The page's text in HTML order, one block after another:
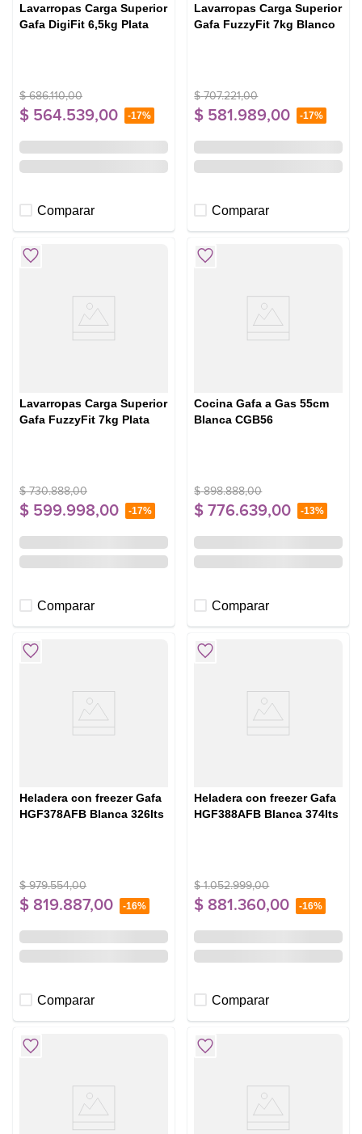
Lavarropas Carga Superior
Gafa DigiFit 6,5kg Plata
$ 686.110,00
$ 564.539,00 -17%
Comparar
Lavarropas Carga Superior
Gafa FuzzyFit 7kg Blanco
$ 707.221,00
$ 581 .989,00 -17%
Comparar
Lavarropas Carga Superior
Gafa FuzzyFit 7kg Plata
$ 730.888,00
$ 599.998,00 -17%
Comparar
Cocina Gafa a Gas 55cm
Blanca CGB56
$ 898.888,00
$ 776.639,00 -13%
Comparar
Heladera con freezer Gafa
HGF378AFB Blanca 326lts
$ 979.554,00
$ 819.887,00 -16%
Comparar
Heladera con freezer Gafa
HGF388AFB Blanca 374lts
$ 1.052.999,00
$ 881 .360,00 -16%
Comparar